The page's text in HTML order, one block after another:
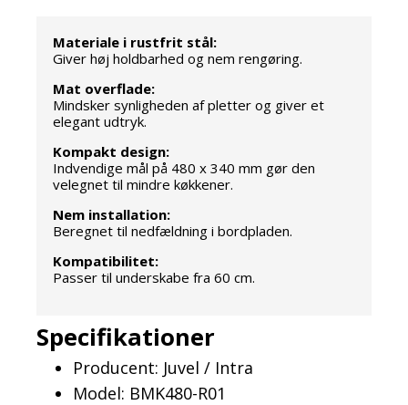
Materiale i rustfrit stål:
Giver høj holdbarhed og nem rengøring.
Mat overflade:
Mindsker synligheden af pletter og giver et
elegant udtryk.
Kompakt design:
Indvendige mål på 480 x 340 mm gør den
velegnet til mindre køkkener.
Nem installation:
Beregnet til nedfældning i bordpladen.
Kompatibilitet:
Passer til underskabe fra 60 cm.
Specifikationer
Producent: Juvel / Intra
Model: BMK480-R01